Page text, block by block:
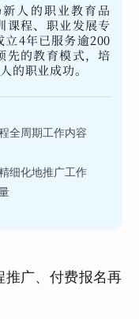
人的职业教育品
课程、职业发展专
立4年已服务逾200
先的教育模式，培
的职业成功。
全周期工作内容
细化地推广工作
推广、付费报名再